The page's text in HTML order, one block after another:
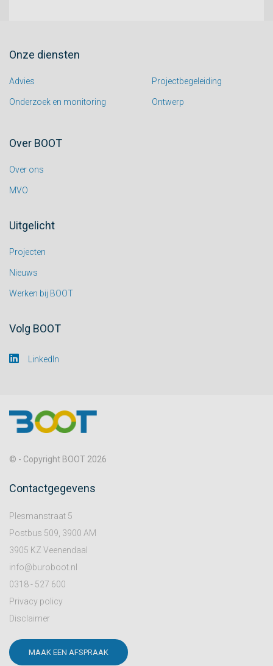
Onze diensten
Advies
Onderzoek en monitoring
Projectbegeleiding
Ontwerp
Over BOOT
Over ons
MVO
Uitgelicht
Projecten
Nieuws
Werken bij BOOT
Volg BOOT
LinkedIn
© - Copyright BOOT 2026
Contactgegevens
Plesmanstraat 5
Postbus 509, 3900 AM
3905 KZ Veenendaal
info@buroboot.nl
0318 - 527 600
Privacy policy
Disclaimer
MAAK EEN AFSPRAAK